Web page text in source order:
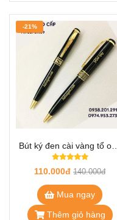
Bút ký đen cài vàng tổ ong
OH.09
110.000đ 140.000đ
-21%
Mua ngay
Thêm giỏ hàng